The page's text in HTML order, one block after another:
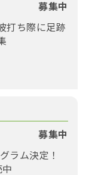
募集中
打ち際に足跡
募集中
ラム決定！